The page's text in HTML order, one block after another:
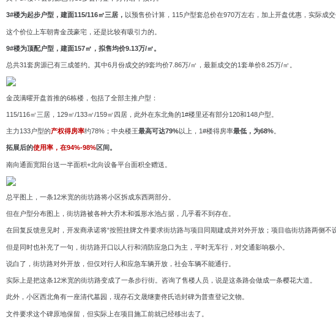
3#楼为起步户型，建面115/116㎡三居， 以预售价计算，115户型套总价在970万左右，加上开盘优惠，实际成交
这个价位上车朝青金茂豪宅，还是比较有吸引力的。
9#楼为顶配户型，建面157㎡， 拟售均价9.13万/㎡。
总共31套房源已有三成签约。其中6月份成交的9套均价7.86万/㎡，最新成交的1套单价8.25万/㎡。
金茂满曜开盘首推的6栋楼，包括了全部主推户型：
115/116㎡三居，129㎡/133㎡/159㎡四居，此外在东北角的1#楼里还有部分120和148户型。
主力133户型的产权得房率约78%；中央楼王最高可达79%以上，1#楼得房率最低，为68%。
拓展后的使用率，在94%-98%区间。
南向通面宽阳台送一半面积+北向设备平台面积全赠送。
总平图上，一条12米宽的街坊路将小区拆成东西两部分。
但在户型分布图上，街坊路被各种大乔木和弧形水池占据， 几乎看不到 存在。
在回复反馈意见时，开发商承诺将“按照挂牌文件要求街坊路与项目同期建成并对外开放；项目临街坊路两侧不
但是同时也补充了一句，街坊路开口以人行和消防应急口为主，平时无车行，对交通影响极小。
说白了，街坊路对外开放，但仅对行人和应急车辆开放，社会车辆不能通行。
实际上是把这条12米宽的街坊路变成了一条步行街。咨询了售楼人员，说是这条路会做成一条樱花大道。
此外，小区西北角有一座清代墓园，现存石文晟继妻佟氏诰封碑为普查登记文物。
文件要求这个碑原地保留，但实际上在项目施工前就已经移出去了。